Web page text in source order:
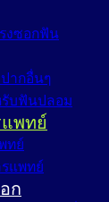
งซอกฟัน
ากอื่นๆ
บฟันปลอม
พทย์
ทย์
แพทย์
ก